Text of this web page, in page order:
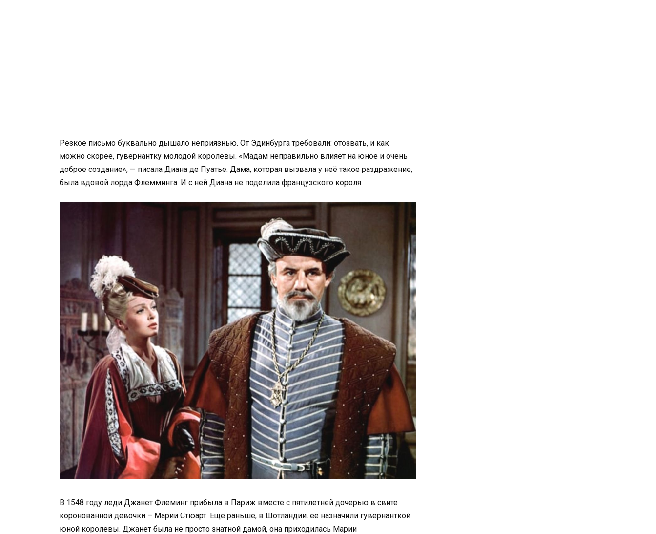
Резкое письмо буквально дышало неприязнью. От Эдинбурга требовали: отозвать, и как
можно скорее, гувернантку молодой королевы. «Мадам неправильно влияет на юное и очень
доброе создание», — писала Диана де Пуатье. Дама, которая вызвала у неё такое раздражение,
была вдовой лорда Флемминга. И с ней Диана не поделила французского короля.
В 1548 году леди Джанет Флеминг прибыла в Париж вместе с пятилетней дочерью в свите
коронованной девочки – Марии Стюарт. Ещё раньше, в Шотландии, её назначили гувернанткой
юной королевы. Джанет была не просто знатной дамой, она приходилась Марии